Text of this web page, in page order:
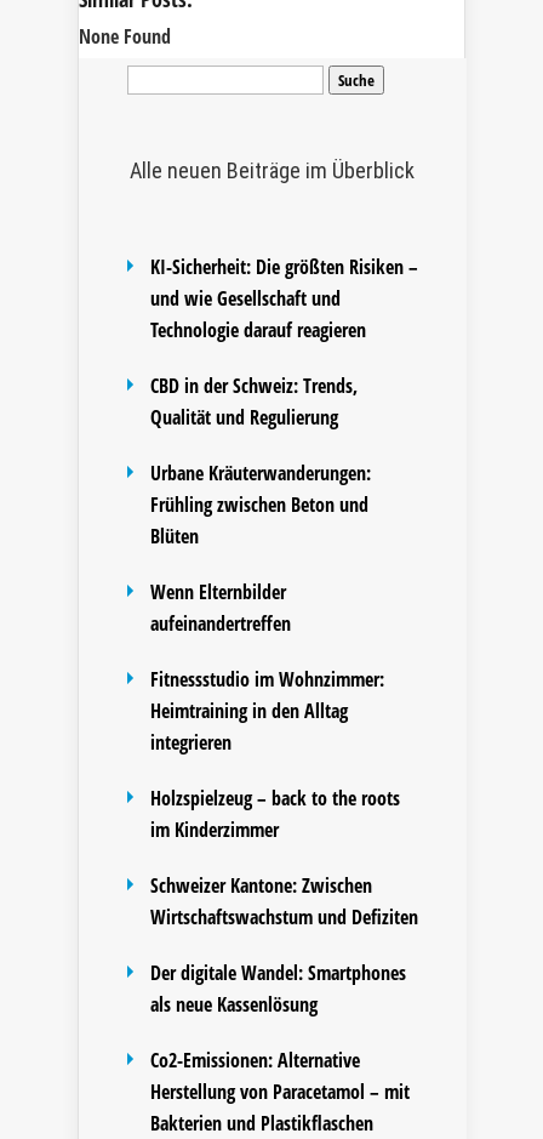
None Found
Suche
Alle neuen Beiträge im Überblick
KI-Sicherheit: Die größten Risiken –
und wie Gesellschaft und
Technologie darauf reagieren
CBD in der Schweiz: Trends,
Qualität und Regulierung
Urbane Kräuterwanderungen:
Frühling zwischen Beton und
Blüten
Wenn Elternbilder
aufeinandertreffen
Fitnessstudio im Wohnzimmer:
Heimtraining in den Alltag
integrieren
Holzspielzeug – back to the roots
im Kinderzimmer
Schweizer Kantone: Zwischen
Wirtschaftswachstum und Defiziten
Der digitale Wandel: Smartphones
als neue Kassenlösung
Co2-Emissionen: Alternative
Herstellung von Paracetamol – mit
Bakterien und Plastikflaschen